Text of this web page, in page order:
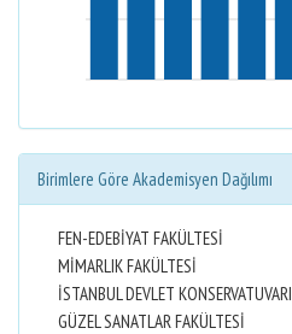
Birimlere Göre Akademisyen Dağılımı
FEN-EDEBİYAT FAKÜLTESİ
MİMARLIK FAKÜLTESİ
İSTANBUL DEVLET KONSERVATUVARI
GÜZEL SANATLAR FAKÜLTESİ